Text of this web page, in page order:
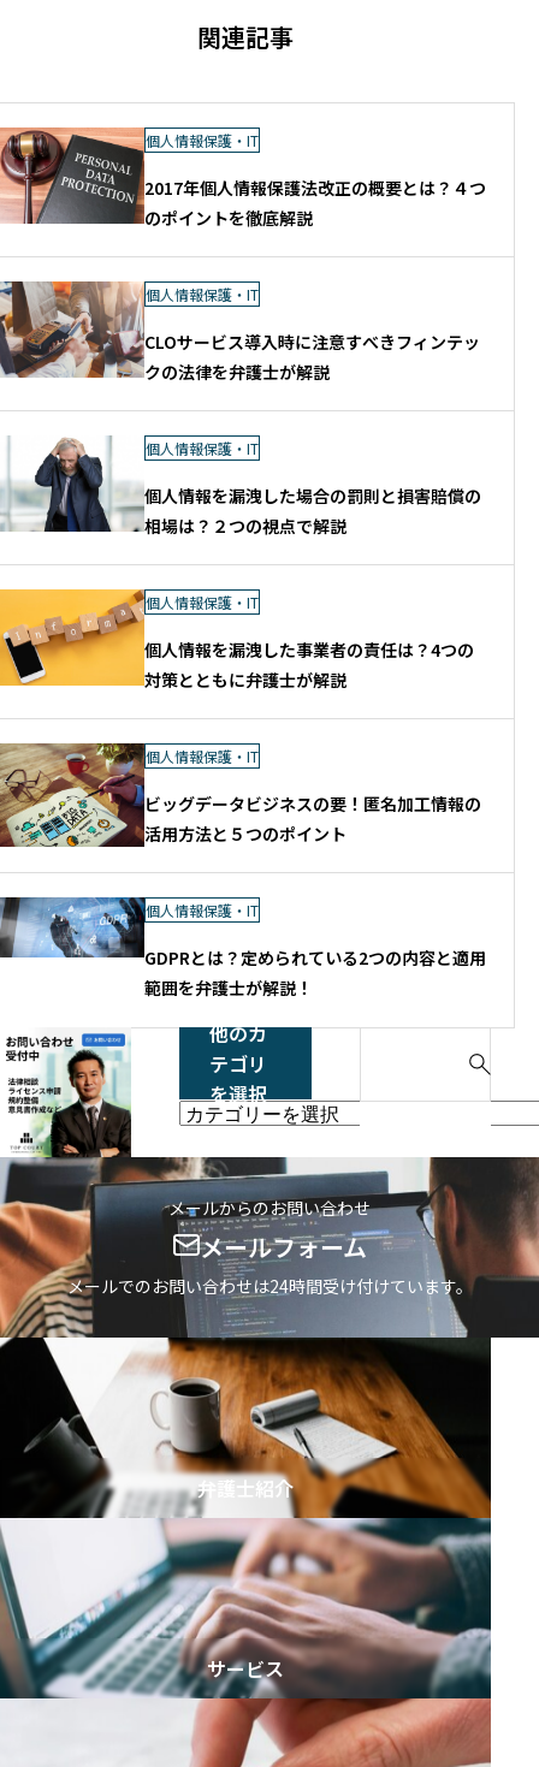
の構造化や生成AI・データサイエンスを
関連記事
個人情報保護・IT
2017年個人情報保護法改正の概要とは？４つ
のポイントを徹底解説
個人情報保護・IT
CLOサービス導入時に注意すべきフィンテッ
クの法律を弁護士が解説
個人情報保護・IT
個人情報を漏洩した場合の罰則と損害賠償の
相場は？２つの視点で解説
個人情報保護・IT
個人情報を漏洩した事業者の責任は？4つの
対策とともに弁護士が解説
個人情報保護・IT
ビッグデータビジネスの要！匿名加工情報の
活用方法と５つのポイント
個人情報保護・IT
GDPRとは？定められている2つの内容と適用
範囲を弁護士が解説！
他のカ
テゴリ
を選択
他
カ
テ
ゴ
リ
を
選
択
a
r
c
h
f
o
r
メールからのお問い合わせ
メールフォーム
メールでのお問い合わせは24時間受け付けています。
弁護士紹介
サービス